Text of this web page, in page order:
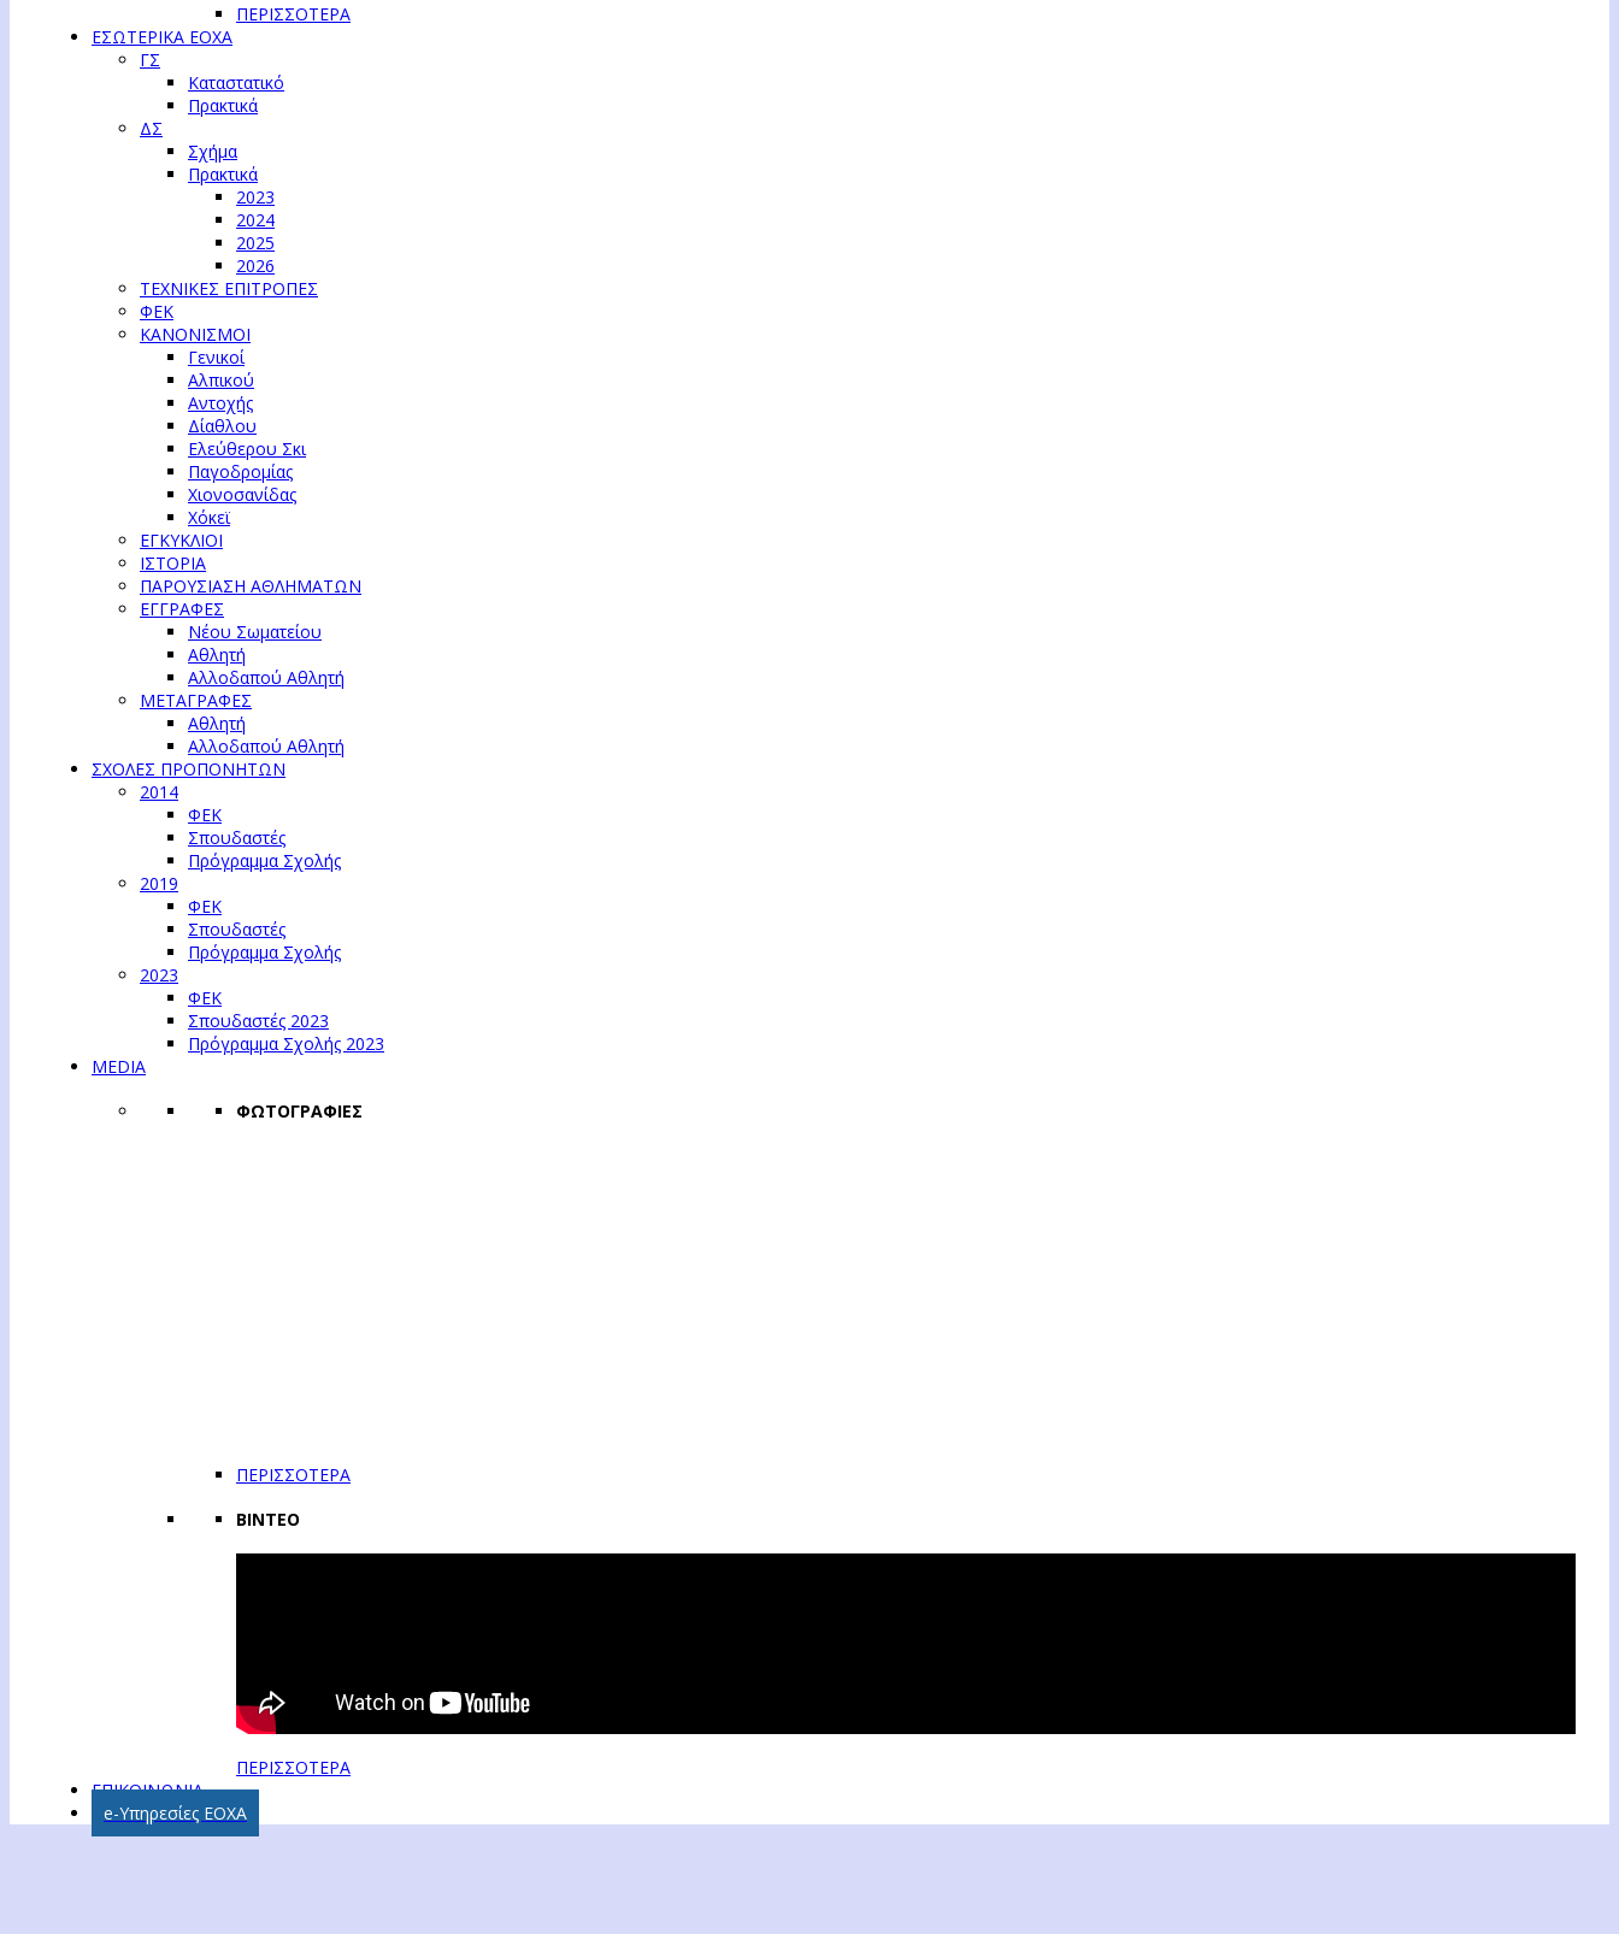
ΠΕΡΙΣΣΟΤΕΡΑ
ΕΣΩΤΕΡΙΚΑ ΕΟΧΑ
ΓΣ
Καταστατικό
Πρακτικά
ΔΣ
Σχήμα
Πρακτικά
2023
2024
2025
2026
ΤΕΧΝΙΚΕΣ ΕΠΙΤΡΟΠΕΣ
ΦΕΚ
ΚΑΝΟΝΙΣΜΟΙ
Γενικοί
Αλπικού
Αντοχής
Δίαθλου
Ελεύθερου Σκι
Παγοδρομίας
Χιονοσανίδας
Χόκεϊ
ΕΓΚΥΚΛΙΟΙ
ΙΣΤΟΡΙΑ
ΠΑΡΟΥΣΙΑΣΗ ΑΘΛΗΜΑΤΩΝ
ΕΓΓΡΑΦΕΣ
Νέου Σωματείου
Αθλητή
Αλλοδαπού Αθλητή
ΜΕΤΑΓΡΑΦΕΣ
Αθλητή
Αλλοδαπού Αθλητή
ΣΧΟΛΕΣ ΠΡΟΠΟΝΗΤΩΝ
2014
ΦΕΚ
Σπουδαστές
Πρόγραμμα Σχολής
2019
ΦΕΚ
Σπουδαστές
Πρόγραμμα Σχολής
2023
ΦΕΚ
Σπουδαστές 2023
Πρόγραμμα Σχολής 2023
MEDIA
ΦΩΤΟΓΡΑΦΙΕΣ
ΠΕΡΙΣΣΟΤΕΡΑ
ΒΙΝΤΕΟ
ΠΕΡΙΣΣΟΤΕΡΑ
ΕΠΙΚΟΙΝΩΝΙΑ
e-Υπηρεσίες ΕΟΧΑ